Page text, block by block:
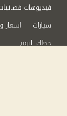
فيديوهات
سيارات
اسعار
حظك اليوم